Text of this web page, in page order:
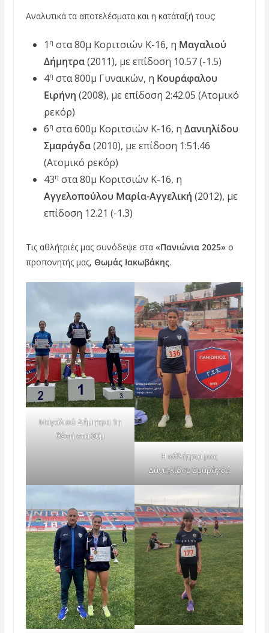
Αναλυτικά τα αποτελέσματα και η κατάταξή τους:
1 η στα 80μ Κοριτσιών Κ-16, η Μαγαλιού
Δήμητρα(2011), με επίδοση 10.57 (-1.5)
4η στα 800μ Γυναικών, η Κουράφαλου
Ειρήνη (2008), με επίδοση 2:42.05 (Ατομικό
ρεκόρ)
6η στα 600μ Κοριτσιών Κ-16, η Δανιηλίδου
Σμαράγδα(2010), με επίδοση 1:51.46
(Ατομικό ρεκόρ)
43η στα 80μ Κοριτσιών Κ-16, η
Αγγελοπούλου Μαρία-Αγγελική (2012), με
επίδοση 12.21 (-1.3)
Τις αθλήτριές μας συνόδεψε στα«Πανιώνια 2025» ο
προπονητής μας, Θωμάς Ιακωβάκης.
Μαγαλιού Δήμητρα 1η
θέση στα 80μ
Η αθλήτρια μας
Δανιηλίδου Σμαράγδα